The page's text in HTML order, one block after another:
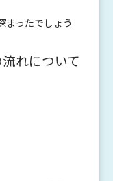
まったでしょう
れについて